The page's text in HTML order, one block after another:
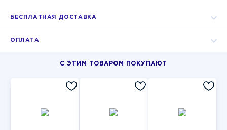
БЕСПЛАТНАЯ ДОСТАВКА
ОПЛАТА
С ЭТИМ ТОВАРОМ ПОКУПАЮТ